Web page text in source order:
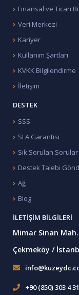
Finansal ve Ticari
Veri Merkezi
Kariyer
Kullanım Şartları
KVKK Bilgilendirme
İletişim
DESTEK
SSS
SLA Garantisi
Sık Sorulan Sorular
Destek Talebi
Ağ
Blog
İLETIŞIM BILGILERI
Mimar Sinan
Çekmeköy /
+90 (850) 303 4